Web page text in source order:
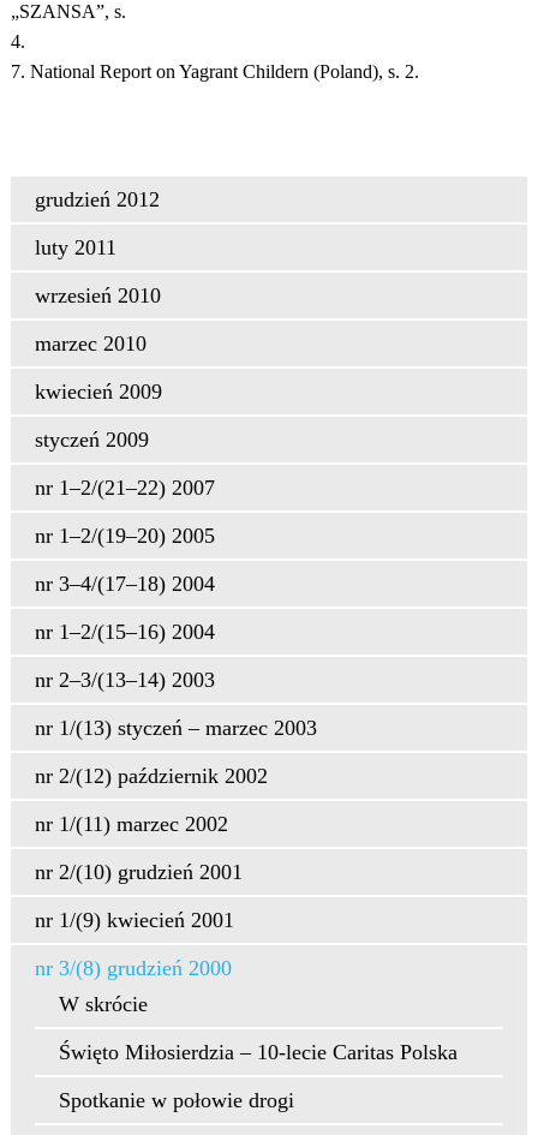
„SZANSA”, s.
4.
7. National Report on Yagrant Childern (Poland), s. 2.
grudzień 2012
luty 2011
wrzesień 2010
marzec 2010
kwiecień 2009
styczeń 2009
nr 1–2/(21–22) 2007
nr 1–2/(19–20) 2005
nr 3–4/(17–18) 2004
nr 1–2/(15–16) 2004
nr 2–3/(13–14) 2003
nr 1/(13) styczeń – marzec 2003
nr 2/(12) październik 2002
nr 1/(11) marzec 2002
nr 2/(10) grudzień 2001
nr 1/(9) kwiecień 2001
nr 3/(8) grudzień 2000
W skrócie
Święto Miłosierdzia – 10-lecie Caritas Polska
Spotkanie w połowie drogi